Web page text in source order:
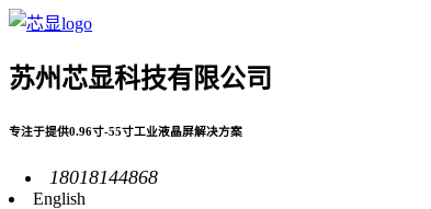
苏州芯显科技有限公司
专注于提供0.96寸-55寸工业液晶屏解决方案
18018144868
English